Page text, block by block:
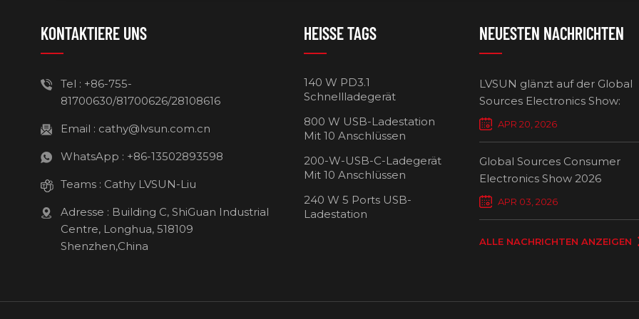
KONTAKTIERE UNS
Tel : +86-755-
81700630/81700626/28108616
Email : cathy@lvsun.com.cn
WhatsApp : +86-13502893598
Teams : Cathy LVSUN-Liu
Adresse : Building C, ShiGuan Industrial
Centre, Longhua, 518109
Shenzhen,China
HEISSE TAGS
140 W PD3.1
Schnellladegerät
800 W USB-Ladestation
Mit 10 Anschlüssen
200-W-USB-C-Ladegerät
Mit 10 Anschlüssen
240 W 5 Ports USB-
Ladestation
NEUESTEN NACHRICHTEN
LVSUN glänzt auf der Global
Sources Electronics Show:
Mehrfach-Ladegeräte setzen
Maßstäbe für intelligentes
APR 20, 2026
Global Sources Consumer
Electronics Show 2026
APR 03, 2026
ALLE NACHRICHTEN ANZEIGEN